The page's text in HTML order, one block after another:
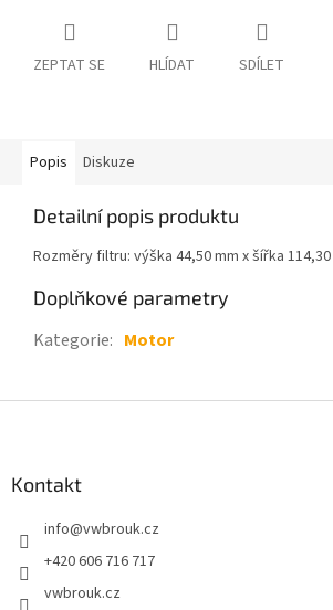
ZEPTAT SE HLÍDAT SDÍLET
Popis Diskuze
Detailní popis produktu
Rozměry filtru: výška 44,50 mm x šířka
Doplňkové parametry
Kategorie: Motor
Kontakt
info@vwbrouk.cz
+420 606 716 717
vwbrouk.cz